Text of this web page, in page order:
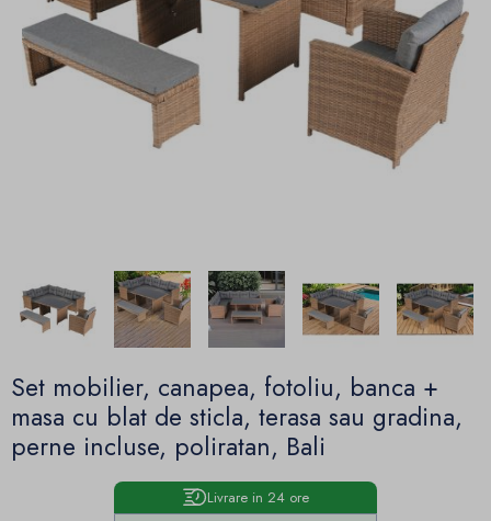
Set mobilier, canapea, fotoliu, banca +
masa cu blat de sticla, terasa sau gradina,
perne incluse, poliratan, Bali
Livrare in 24 ore